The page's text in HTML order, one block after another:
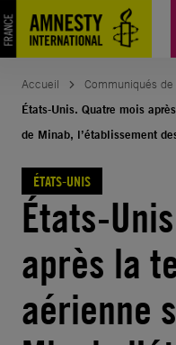
Aller
au
contenu
Accueil
Communiqués de
États-Unis. Quatre mois
de Minab, l’établissement
ÉTATS-UNIS
États-
après la
aérienne